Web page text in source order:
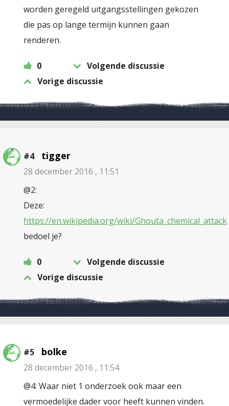
worden geregeld uitgangsstellingen gekozen
die pas op lange termijn kunnen gaan
renderen.
0
Volgende discussie
Vorige discussie
#4 tigger
28 december 2016 , 11:51
@2:
Deze:
https://en.wikipedia.org/wiki/Ghouta_chemical_attack
bedoel je?
0
Volgende discussie
Vorige discussie
#5 bolke
28 december 2016 , 11:54
@4: Waar niet 1 onderzoek ook maar een
vermoedelijke dader voor heeft kunnen vinden.